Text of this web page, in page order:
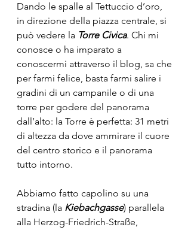
Dando le spalle al Tettuccio d’oro,
in direzione della piazza centrale, si
può vedere la Torre Civica. Chi mi
conosce o ha imparato a
conoscermi attraverso il blog, sa che
per farmi felice, basta farmi salire i
gradini di un campanile o di una
torre per godere del panorama
dall’alto: la Torre è perfetta: 31 metri
di altezza da dove ammirare il cuore
del centro storico e il panorama
tutto intorno.
Abbiamo fatto capolino su una
stradina (la Kiebachgasse) parallela
alla Herzog-Friedrich-Straße,